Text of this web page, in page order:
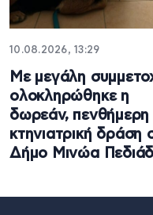
10.08.2026, 13:29
Με μεγάλη
ολοκληρώθηκε η
δωρεάν, πενθήμερη
κτηνιατρική δράση
Δήμο Μινώα